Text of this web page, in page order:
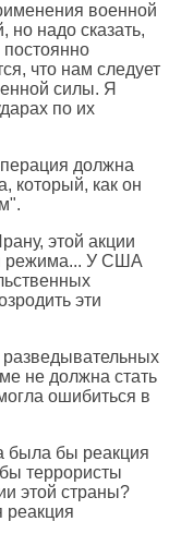
военной
но надо сказать,
что нам следует
силы. Я
по их
должна
который, как он
этой акции
режима... У США
эти
разведывательных
не должна стать
ошибиться в
была бы реакция
террористы
этой страны?
реакция